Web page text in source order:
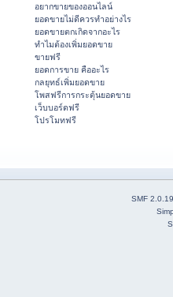
อยากขายของออนไลน์
ยอดขายไม่ดีควรทำอย่างไร
ยอดขายตกเกิดจากอะไร
ทำไมต้องเพิ่มยอดขาย
ขายฟรี
ยอดการขาย คืออะไร
กลยุทธ์เพิ่มยอดขาย
โพสฟรีการกระตุ้นยอดขาย
เว็บบอร์ดฟรี
โปรโมทฟรี
SMF 2.0.19